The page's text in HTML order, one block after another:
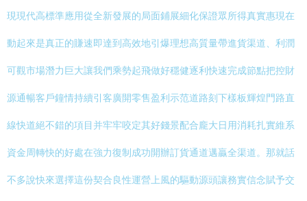
現現代高標準應用從全新發展的局面鋪展細化保證眾所得真實惠現在
動起來是真正的賺速即達到高效地引爆理想高質量帶進貨渠道、利潤
可觀市場潛力巨大讓我們乘勢起飛做好穩健逐利快速完成節點把控財
源通暢客戶鐘情持續引客廣開零售盈利示范道路刻下樣板輝煌門路直
線快道絕不錯的項目并牢牢咬定其好錢景配合龐大日用消耗扎實維系
資金周轉快的好處在強力復制成功開辦訂貨通道邁贏全渠道。那就話
不多說快來選擇這份契合良性運營上風的驅動源頭讓務實信念賦予交